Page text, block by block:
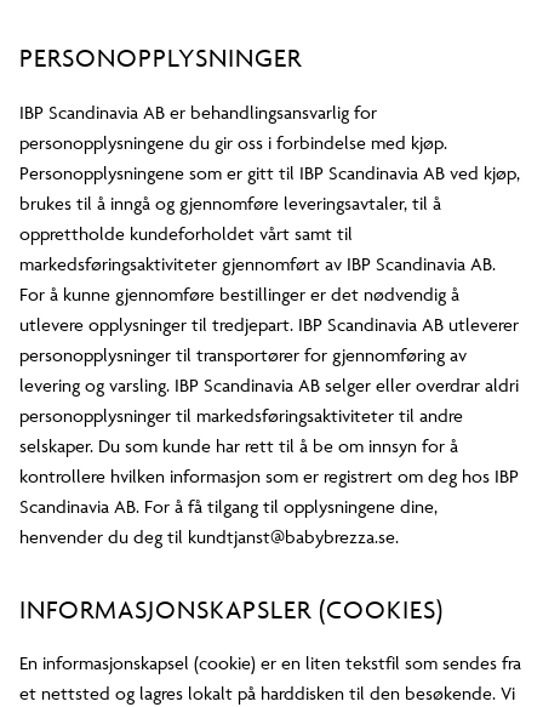
PERSONOPPLYSNINGER
IBP Scandinavia AB er behandlingsansvarlig for
personopplysningene du gir oss i forbindelse med kjøp.
Personopplysningene som er gitt til IBP Scandinavia AB ved kjøp,
brukes til å inngå og gjennomføre leveringsavtaler, til å
opprettholde kundeforholdet vårt samt til
markedsføringsaktiviteter gjennomført av IBP Scandinavia AB.
For å kunne gjennomføre bestillinger er det nødvendig å
utlevere opplysninger til tredjepart. IBP Scandinavia AB utleverer
personopplysninger til transportører for gjennomføring av
levering og varsling. IBP Scandinavia AB selger eller overdrar aldri
personopplysninger til markedsføringsaktiviteter til andre
selskaper. Du som kunde har rett til å be om innsyn for å
kontrollere hvilken informasjon som er registrert om deg hos IBP
Scandinavia AB. For å få tilgang til opplysningene dine,
henvender du deg til kundtjanst@babybrezza.se.
INFORMASJONSKAPSLER (COOKIES)
En informasjonskapsel (cookie) er en liten tekstfil som sendes fra
et nettsted og lagres lokalt på harddisken til den besøkende. Vi